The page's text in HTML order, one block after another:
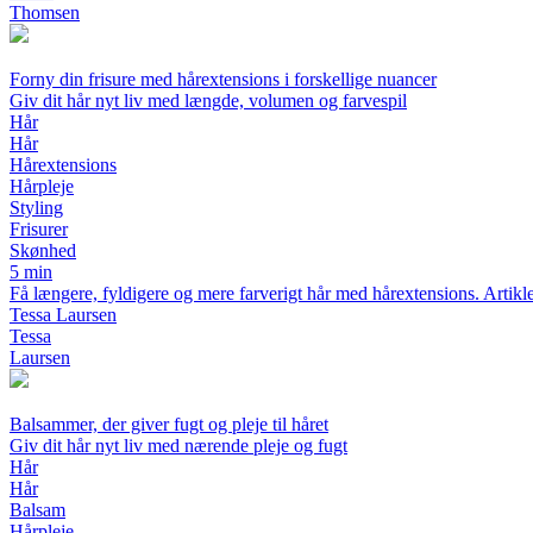
Thomsen
Forny din frisure med hårextensions i forskellige nuancer
Giv dit hår nyt liv med længde, volumen og farvespil
Hår
Hår
Hårextensions
Hårpleje
Styling
Frisurer
Skønhed
5 min
Få længere, fyldigere og mere farverigt hår med hårextensions.
Tessa Laursen
Tessa
Laursen
Balsammer, der giver fugt og pleje til håret
Giv dit hår nyt liv med nærende pleje og fugt
Hår
Hår
Balsam